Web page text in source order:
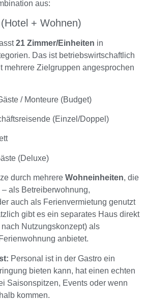
aus:
+ Wohnen)
21 Zimmer/Einheiten in
Das ist betriebswirtschaftlich
mehrere Zielgruppen angesprochen
/ Monteure (Budget)
(Einzel/Doppel)
(Deluxe)
durch mehrere Wohneinheiten, die
als Betreiberwohnung,
auch als Ferienvermietung genutzt
gibt es ein separates Haus direkt
Nutzungskonzept) als
anbietet.
Personal ist in der Gastro ein
bieten kann, hat einen echten
Saisonspitzen, Events oder wenn
kommen.